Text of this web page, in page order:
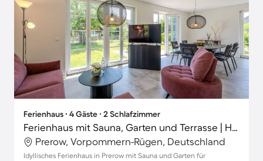
Ferienhaus ∙ 4 Gäste ∙ 2 Schlafzimmer
Ferienhaus mit Sauna, Garten und Terrasse | Haustiere erlaubt
Prerow, Vorpommern-Rügen, Deutschland
Idyllisches Ferienhaus in Prerow mit Sauna und Garten für